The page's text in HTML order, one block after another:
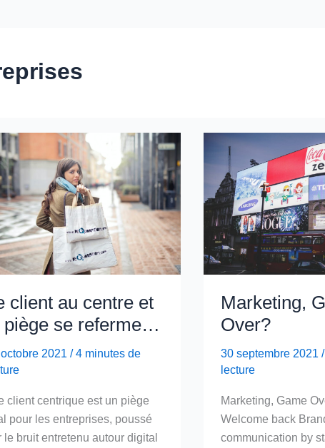
client au centre et
piège se referme…
2021 /4 minutes de
client centrique est un piège
pour les entreprises, poussé
le bruit entretenu autour digital
Marketing,
Over?
30 septembre 2021
lecture
Marketing, Game
Welcome back
communication by